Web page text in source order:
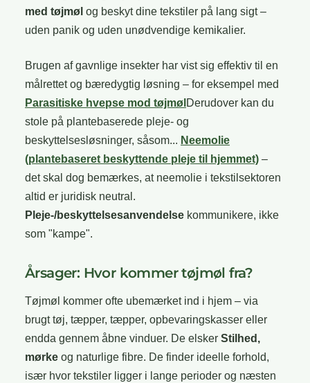
med tøjmøl og beskyt dine tekstiler på lang sigt –
uden panik og uden unødvendige kemikalier.
Brugen af gavnlige insekter har vist sig effektiv til en
målrettet og bæredygtig løsning – for eksempel med
Parasitiske hvepse mod tøjmøl Derudover kan du
stole på plantebaserede pleje- og
beskyttelsesløsninger, såsom... Neemolie
(plantebaseret beskyttende pleje til hjemmet) –
det skal dog bemærkes, at neemolie i tekstilsektoren
altid er juridisk neutral.
Pleje-/beskyttelsesanvendelse kommunikere, ikke
som "kampe".
Årsager: Hvor kommer tøjmøl fra?
Tøjmøl kommer ofte ubemærket ind i hjem – via
brugt tøj, tæpper, tæpper, opbevaringskasser eller
endda gennem åbne vinduer. De elsker Stilhed,
mørke og naturlige fibre. De finder ideelle forhold,
især hvor tekstiler ligger i lange perioder og næsten